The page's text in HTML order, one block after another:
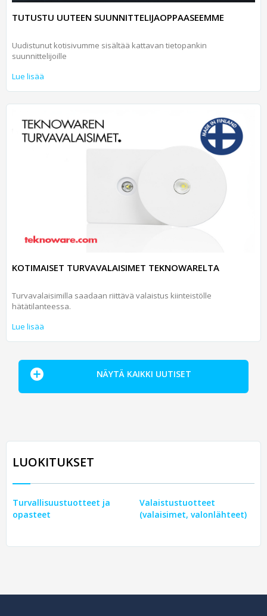
TUTUSTU UUTEEN SUUNNITTELIJAOPPAASEEMME
Uudistunut kotisivumme sisältää kattavan tietopankin
suunnittelijoille
Lue lisää
KOTIMAISET TURVAVALAISIMET TEKNOWARELTA
Turvavalaisimilla saadaan riittävä valaistus kiinteistölle
hätätilanteessa.
Lue lisää
NÄYTÄ KAIKKI UUTISET
LUOKITUKSET
Turvallisuustuotteet ja
opasteet
Valaistustuotteet
(valaisimet, valonlähteet)